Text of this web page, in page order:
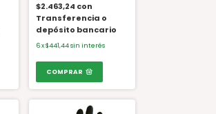
$2.463,24 con
Transferencia o
depósito bancario
6x$441,44sin interés
COMPRAR